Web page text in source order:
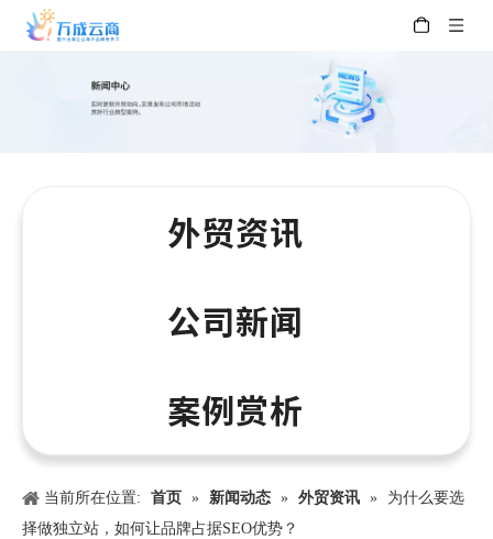
外贸资讯
公司新闻
案例赏析
当前所在位置: 首页 » 新闻动态 » 外贸资讯 »
为什么要选
择做独立站，如何让品牌占据SEO优势？